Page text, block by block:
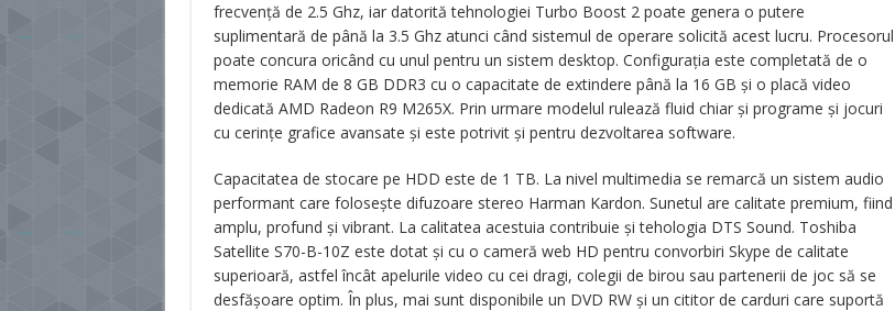
frecvență de 2.5 Ghz, iar datorită tehnologiei Turbo Boost 2 poate genera o putere
suplimentară de până la 3.5 Ghz atunci când sistemul de operare solicită acest lucru. Procesorul
poate concura oricând cu unul pentru un sistem desktop. Configurația este completată de o
memorie RAM de 8 GB DDR3 cu o capacitate de extindere până la 16 GB și o placă video
dedicată AMD Radeon R9 M265X. Prin urmare modelul rulează fluid chiar și programe și jocuri
cu cerințe grafice avansate și este potrivit și pentru dezvoltarea software.
Capacitatea de stocare pe HDD este de 1 TB. La nivel multimedia se remarcă un sistem audio
performant care folosește difuzoare stereo Harman Kardon. Sunetul are calitate premium, fiind
amplu, profund și vibrant. La calitatea acestuia contribuie și tehologia DTS Sound. Toshiba
Satellite S70-B-10Z este dotat și cu o cameră web HD pentru convorbiri Skype de calitate
superioară, astfel încât apelurile video cu cei dragi, colegii de birou sau partenerii de joc să se
desfășoare optim. În plus, mai sunt disponibile un DVD RW și un cititor de carduri care suportă